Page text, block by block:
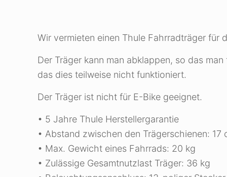
Wir vermieten einen Thule Fahrradträger für
Der Träger kann man abklappen, so das
das dies teilweise nicht funktioniert.
Der Träger ist nicht für E-Bike geeignet.
• 5 Jahre Thule Herstellergarantie
• Abstand zwischen den Trägerschienen: 17
• Max. Gewicht eines Fahrrads: 20 kg
• Zulässige Gesamtnutzlast Träger: 36 kg